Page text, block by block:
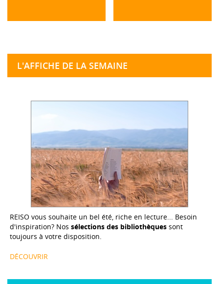
L'AFFICHE DE LA SEMAINE
REISO vous souhaite un bel été, riche en lecture... Besoin
d'inspiration? Nos sélections des bibliothèques sont
toujours à votre disposition.
DÉCOUVRIR